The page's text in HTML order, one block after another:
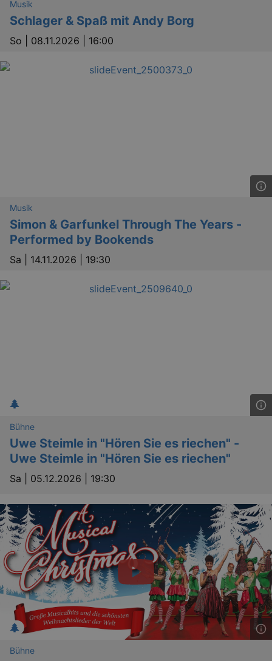
Musik
Schlager & Spaß mit Andy Borg
So | 08.11.2026 | 16:00
Musik
Simon & Garfunkel Through The Years -
Performed by Bookends
Sa | 14.11.2026 | 19:30
Bühne
Uwe Steimle in "Hören Sie es riechen" -
Uwe Steimle in "Hören Sie es riechen"
Sa | 05.12.2026 | 19:30
Bühne